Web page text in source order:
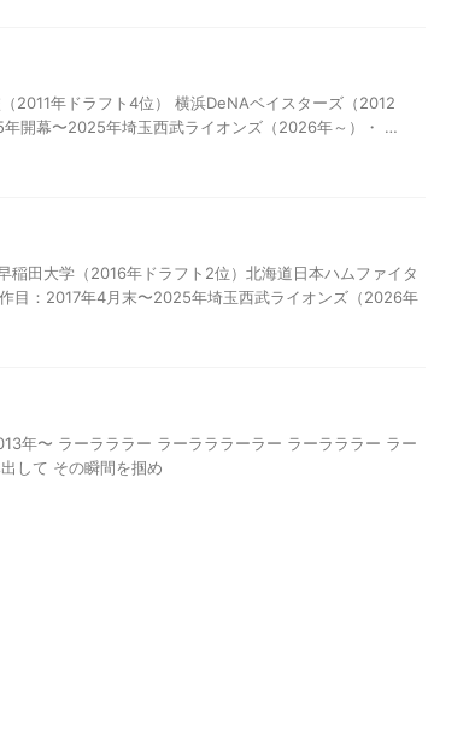
2011年ドラフト4位） 横浜DeNAベイスターズ（2012
開幕〜2025年埼玉西武ライオンズ（2026年～）・ …
稲田大学（2016年ドラフト2位）北海道日本ハムファイタ
目：2017年4月末〜2025年埼玉西武ライオンズ（2026年
年〜 ラーラララー ラーラララーラー ラーラララー ラー
して その瞬間を掴め